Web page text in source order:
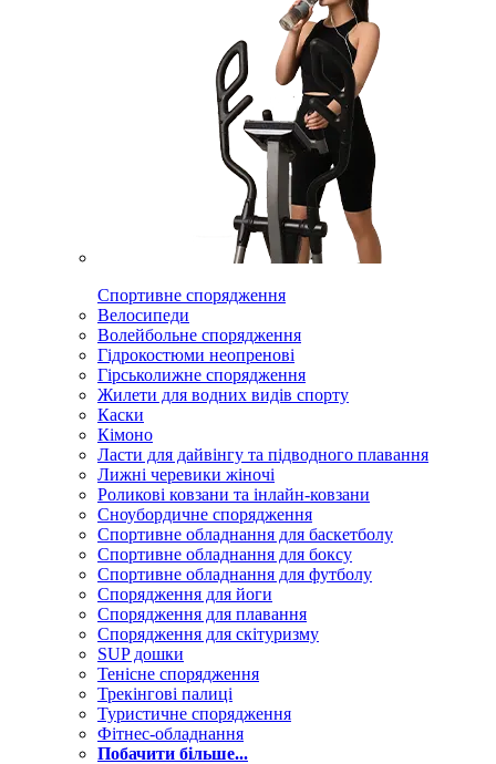
Спортивне спорядження
Велосипеди
Волейбольне спорядження
Гідрокостюми неопренові
Гірськолижне спорядження
Жилети для водних видів спорту
Каски
Кімоно
Ласти для дайвінгу та підводного плавання
Лижні черевики жіночі
Роликові ковзани та інлайн-ковзани
Сноубордичне спорядження
Спортивне обладнання для баскетболу
Спортивне обладнання для боксу
Спортивне обладнання для футболу
Спорядження для йоги
Спорядження для плавання
Спорядження для скітуризму
SUP дошки
Тенісне спорядження
Трекінгові палиці
Туристичне спорядження
Фітнес-обладнання
Побачити більше...